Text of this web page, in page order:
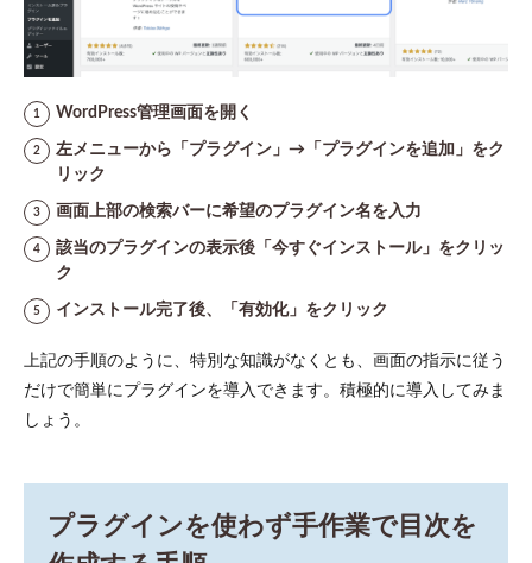
WordPress管理画面を開く
左メニューから「プラグイン」→「プラグインを追加」をク
リック
画面上部の検索バーに希望のプラグイン名を入力
該当のプラグインの表示後「今すぐインストール」をクリッ
ク
インストール完了後、「有効化」をクリック
上記の手順のように、特別な知識がなくとも、画面の指示に従う
だけで簡単にプラグインを導入できます。積極的に導入してみま
しょう。
プラグインを使わず手作業で目次を